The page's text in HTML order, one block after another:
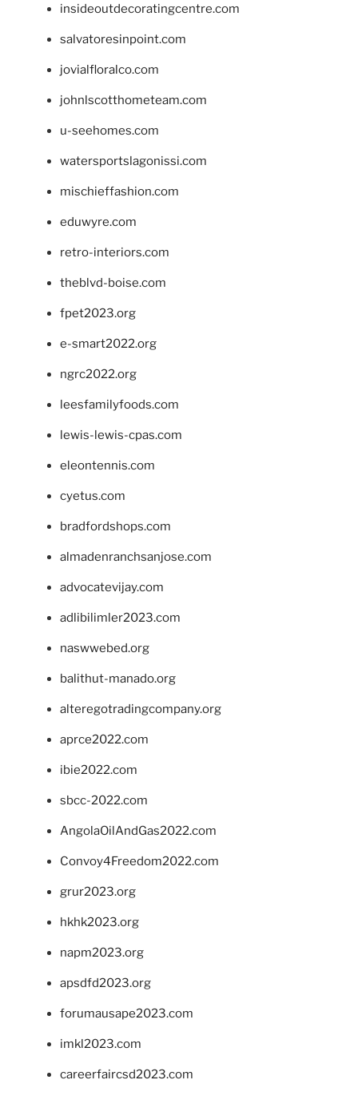
insideoutdecoratingcentre.com
salvatoresinpoint.com
jovialfloralco.com
johnlscotthometeam.com
u-seehomes.com
watersportslagonissi.com
mischieffashion.com
eduwyre.com
retro-interiors.com
theblvd-boise.com
fpet2023.org
e-smart2022.org
ngrc2022.org
leesfamilyfoods.com
lewis-lewis-cpas.com
eleontennis.com
cyetus.com
bradfordshops.com
almadenranchsanjose.com
advocatevijay.com
adlibilimler2023.com
naswwebed.org
balithut-manado.org
alteregotradingcompany.org
aprce2022.com
ibie2022.com
sbcc-2022.com
AngolaOilAndGas2022.com
Convoy4Freedom2022.com
grur2023.org
hkhk2023.org
napm2023.org
apsdfd2023.org
forumausape2023.com
imkl2023.com
careerfaircsd2023.com